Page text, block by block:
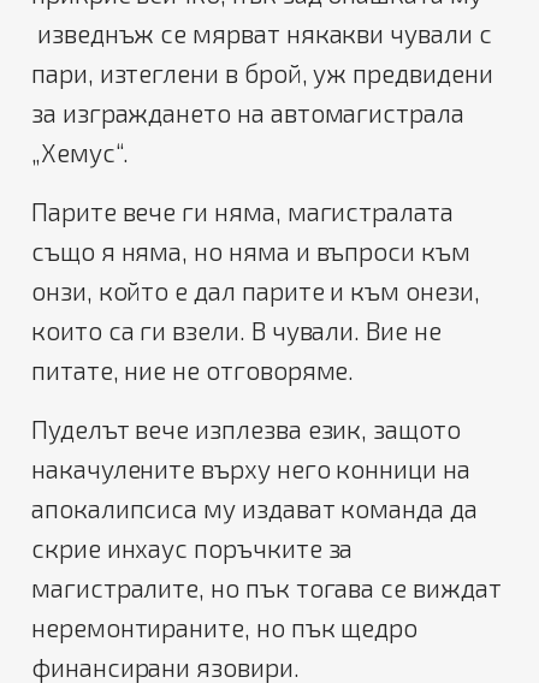
изведнъж се мярват някакви чували с
пари, изтеглени в брой, уж предвидени
за изграждането на автомагистрала
„Хемус“.
Парите вече ги няма, магистралата
също я няма, но няма и въпроси към
онзи, който е дал парите и към онези,
които са ги взели. В чували. Вие не
питате, ние не отговоряме.
Пуделът вече изплезва език, защото
накачулените върху него конници на
апокалипсиса му издават команда да
скрие инхаус поръчките за
магистралите, но пък тогава се виждат
неремонтираните, но пък щедро
финансирани язовири.